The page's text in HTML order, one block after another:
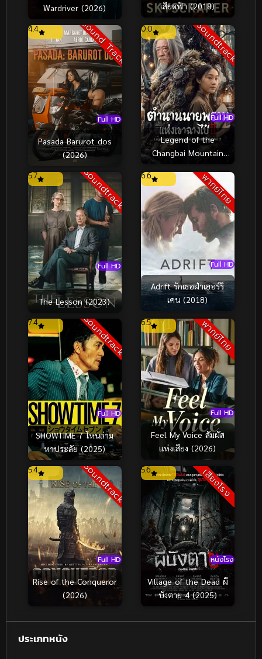
Wardriver (2026)
เสียดฟ้า (2018)
Sound Track
Full HD
4.4
Pasada Barurot dos
(2026)
Soundtrack
Full HD
0.0
Legend of the
Changbai Mountain
พรานแห่งเขาฉางไป๋ 2
(2026)
Soundtrack
Full HD
5.7
The Lesson (2023)
พากย์ไทย
Full HD
6.6
Adrift รักเธอฝ่าเฮอร์ริ
เคน (2018)
Soundtrack
Full HD
7.4
SHOWTIME 7 โหนล่าม
หาประลัย (2025)
พากย์ไทย
Full HD
6.5
Feel My Voice สัมผัส
แห่งเสียง (2026)
Soundtrack
Full HD
5.4
Rise of the Conqueror
(2026)
เสียงโรง
หนังโรง
5.6
Village of the Dead ผี
บังตาย 4 (2025)
ประเภทหนัง